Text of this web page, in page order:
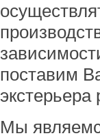
поставим
Мы